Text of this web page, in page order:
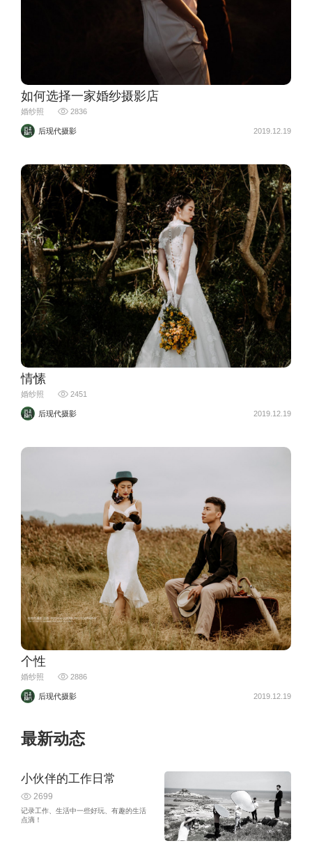
如何选择一家婚纱摄影店
婚纱照 2836
后现代摄影 2019.12.19
情愫
婚纱照 2451
后现代摄影 2019.12.19
个性
婚纱照 2886
后现代摄影 2019.12.19
最新动态
小伙伴的工作日常
2699
记录工作、生活中一些好玩、有趣的生活
点滴！